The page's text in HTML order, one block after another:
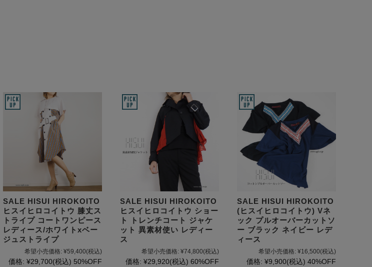
MidiUmi
MIDIUMISOL
mizuiro ind
mononogu
Munic
NARU factory
nicholson&ni
cholson
SALE HISUI HIROKOITO
ヒスイヒロコイトウ 膝丈ス
トライプ コートワンピース
レディース/ホワイトxベー
ジュストライプ
希望小売価格: ¥59,400(税込)
価格: ¥29,700(税込) 50%OFF
SALE HISUI HIROKOITO
ヒスイヒロコイトウ ショー
ト トレンチコート ジャケ
ット 異素材使い レディー
ス
希望小売価格: ¥74,800(税込)
価格: ¥29,920(税込) 60%OFF
SALE HISUI HIROKOITO
(ヒスイヒロコイトウ) Vネ
ック プルオーバーカットソ
ー ブラック ネイビー レデ
ィース
希望小売価格: ¥16,500(税込)
価格: ¥9,900(税込) 40%OFF